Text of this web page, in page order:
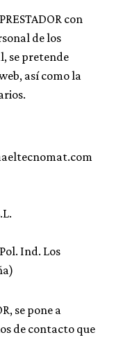
con
de los
se pretende
así como la
Ind. Los
se pone a
de contacto que